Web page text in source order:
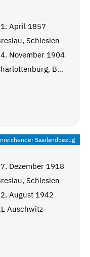
April 1857
Schlesien
November 1904
Charlottenburg, Berlin, D.R.
Saarlandbezug
Dezember 1918
Schlesien
August 1942
Auschwitz